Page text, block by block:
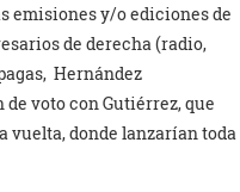
emisiones y/o ediciones de
de derecha (radio,
Hernández
voto con Gutiérrez, que
vuelta, donde lanzarían toda